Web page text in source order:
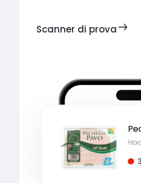
Scanner di prova